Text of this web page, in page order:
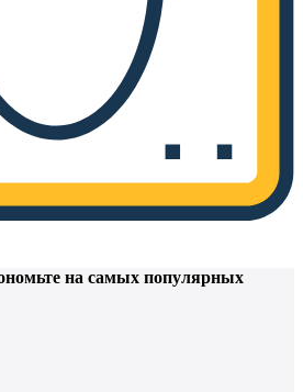
на самых популярных